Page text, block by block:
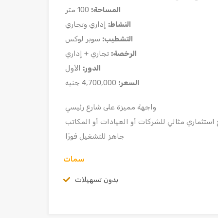
المساحة:
النشاط: إداري وتجاري
التشطيب: سوبر لوكس
الرخصة: تجاري + إداري
الدور: الأول
السعر:
واجهة مميزة على شارع رئيسي
مثالي للشركات أو العيادات أو المكاتب
جاهز للتشغيل فورًا
سمات
بدون تسهيلات